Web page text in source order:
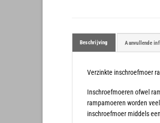
Beschrijving Aanvullende
Verzinkte inschroefmoer
Inschroefmoeren ofwel
rampamoeren worden
inschroefmoer middels